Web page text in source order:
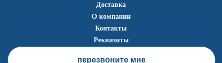
Доставка
О компании
Контакты
Реквизиты
перезвоните мне